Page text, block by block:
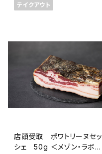
テイクアウト
店頭受取 ポワトリーヌセッ
シェ 50g ＜メゾン・ラボリ